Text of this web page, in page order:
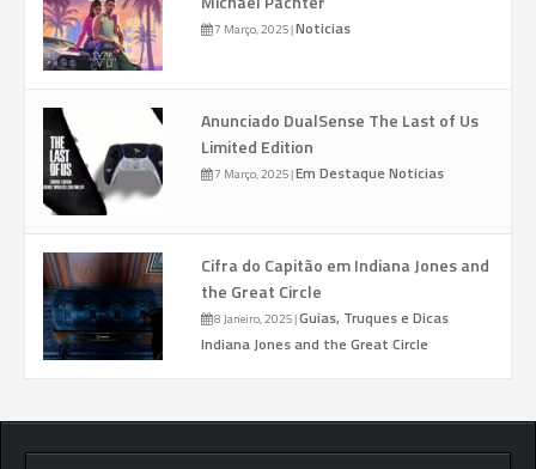
7 Março, 2025|Noticias
Anunciado DualSense The Last of Us
Limited Edition
7 Março, 2025|Em Destaque Noticias
Cifra do Capitão em Indiana Jones and
the Great Circle
8 Janeiro, 2025|Guias, Truques e Dicas
Indiana Jones and the Great Circle